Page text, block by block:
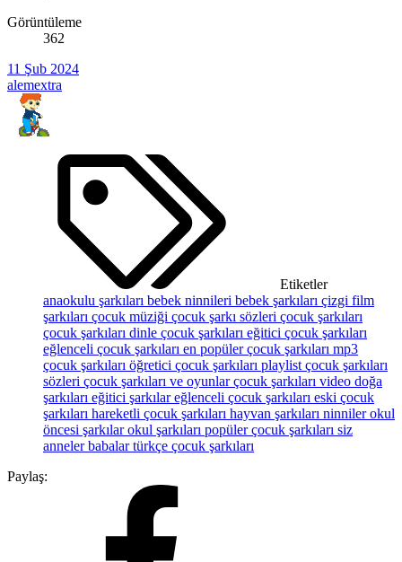
Görüntüleme
362
11 Şub 2024
alemextra
Etiketler
anaokulu şarkıları bebek ninnileri bebek şarkıları çizgi film
şarkıları çocuk müziği çocuk şarkı sözleri çocuk şarkıları
çocuk şarkıları dinle çocuk şarkıları eğitici çocuk şarkıları
eğlenceli çocuk şarkıları en popülerçocuk şarkıları mp3
çocuk şarkıları öğretici çocuk şarkıları playlist çocuk şarkıları
sözleri çocuk şarkıları ve oyunlarçocuk şarkıları video doğa
şarkıları eğitici şarkılareğlenceli çocuk şarkıları eski çocuk
şarkıları hareketli çocuk şarkıları hayvan şarkıları ninnilerokul
öncesi şarkılarokul şarkıları popüler çocuk şarkıları siz
anneler babalartürkçe çocuk şarkıları
Paylaş: